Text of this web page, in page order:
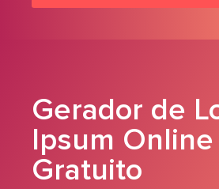
Gerador de
Ipsum
Gratuito